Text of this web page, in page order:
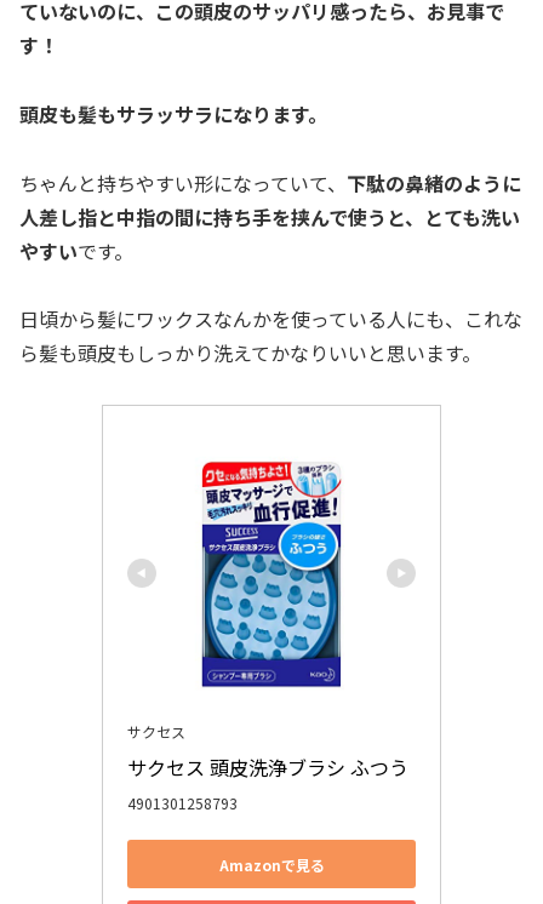
ていないのに、この頭皮のサッパリ感ったら、お見事で
す！
頭皮も髪もサラッサラになります。
ちゃんと持ちやすい形になっていて、 下駄の鼻緒のように
人差し指と中指の間に持ち手を挟んで使うと、とても洗い
やすいです。
日頃から髪にワックスなんかを使っている人にも、これな
ら髪も頭皮もしっかり洗えてかなりいいと思います。
サクセス
サクセス 頭皮洗浄ブラシ ふつう
4901301258793
Amazonで見る